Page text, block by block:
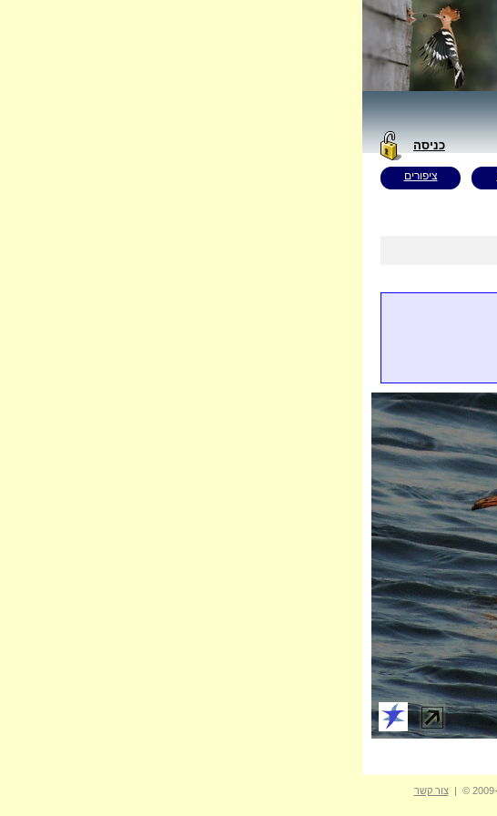
כניסה
ציפורים
צור קשר